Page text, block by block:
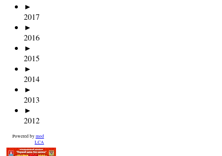
►
2017
►
2016
►
2015
►
2014
►
2013
►
2012
Powered by mod
LCA